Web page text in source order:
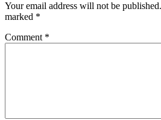
Your email address will not be published.
marked *
Comment *